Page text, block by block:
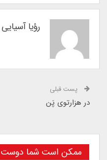
رؤیا آسیایی
پست قبلی
در هزارتوی پَن
ممکن است شما دوست